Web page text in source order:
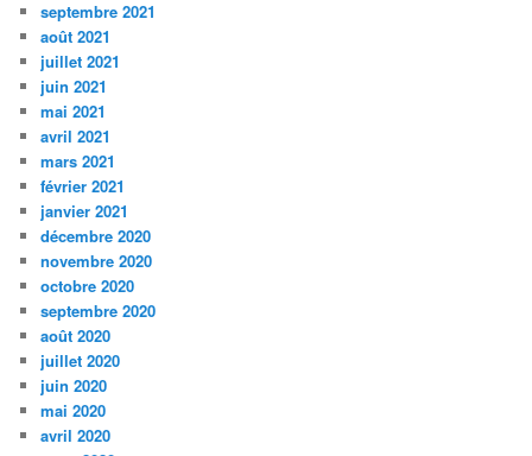
septembre 2021
août 2021
juillet 2021
juin 2021
mai 2021
avril 2021
mars 2021
février 2021
janvier 2021
décembre 2020
novembre 2020
octobre 2020
septembre 2020
août 2020
juillet 2020
juin 2020
mai 2020
avril 2020